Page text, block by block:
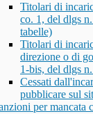
Titolari di
co. 1, del dlgs
tabelle)
Titolari di
direzione o di
1-bis, del dlgs
Cessati
pubblicare sul
per mancata